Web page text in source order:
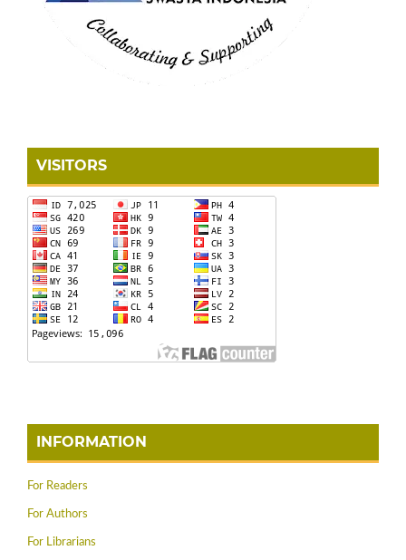
VISITORS
INFORMATION
For Readers
For Authors
For Librarians